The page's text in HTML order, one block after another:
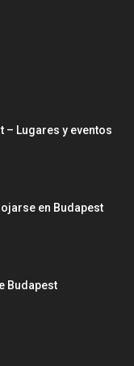
– Lugares y eventos
en Budapest
Budapest